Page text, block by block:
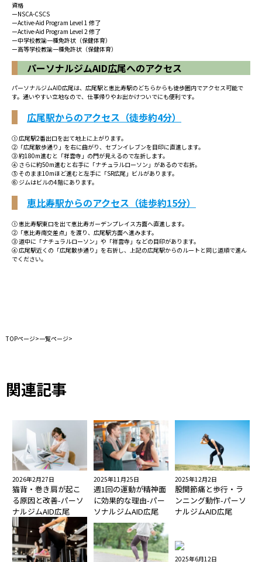
資格
ーNSCA-CSCS
ーActive-Aid Program Level 1 修了
ーActive-Aid Program Level 2 修了
ー中学校教諭一種免許状（保健体育）
ー高等学校教諭一種免許状（保健体育）
パーソナルジムAID広尾へのアクセス
パーソナルジムAID広尾は、広尾駅と恵比寿駅のどちらからも徒歩圏内でアクセス可能で
す。通いやすい立地なので、仕事帰りやお出かけついでにも便利です。
広尾駅からのアクセス（徒歩約4分）
① 広尾駅2番出口を出て地上に上がります。
②「広尾散歩通り」を右に曲がり、セブンイレブンを目印に直進します。
③ 約180m進むと「祥雲寺」の門が見えるので左折します。
④ さらに約50m進むと右手に「ナチュラルローソン」があるので右折。
⑤ そのまま10mほど進むと左手に「SR広尾」ビルがあります。
⑥ ジムはビルの4階にあります。
恵比寿駅からのアクセス（徒歩約15分）
① 恵比寿駅東口を出て恵比寿ガーデンプレイス方面へ直進します。
②「恵比寿南交差点」を渡り、広尾駅方面へ進みます。
③ 道中に「ナチュラルローソン」や「祥雲寺」などの目印があります。
④ 広尾駅近くの「広尾散歩通り」を右折し、上記の広尾駅からのルートと同じ道順で進ん
でください。
TOPページ>一覧ページ>
関連記事
2026年2月27日
猫背・巻き肩が起こ
る原因と改善-パーソ
ナルジムAID広尾
2025年11月25日
週1回の運動が精神面
に効果的な理由-パー
ソナルジムAID広尾
2025年12月2日
股関節痛と歩行・ラ
ンニング動作-パーソ
ナルジムAID広尾
2025年6月12日